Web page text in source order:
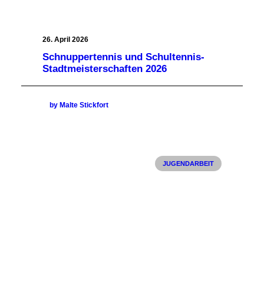
26. April 2026
Schnuppertennis und Schultennis-
Stadtmeisterschaften 2026
by Malte Stickfort
JUGENDARBEIT